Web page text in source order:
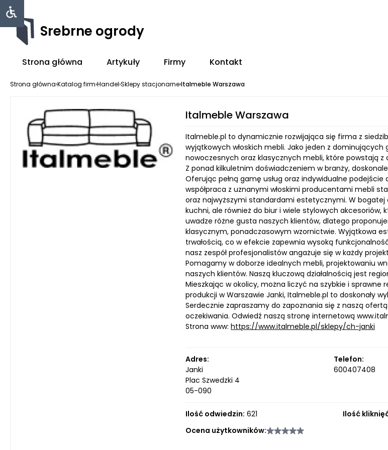
Srebrne ogrody
Strona główna Artykuły Firmy Kontakt
Strona główna›Katalog firm›Handel›Sklepy stacjonarne›Italmeble Warszawa
Italmeble Warszawa
Italmeble.pl to dynamicznie rozwijająca się firma z
wyjątkowych włoskich mebli. Jako jeden z
nowoczesnych oraz klasycznych mebli, które powstają z
Z ponad kilkuletnim doświadczeniem w branży,
Oferując pełną gamę usług oraz indywidualne
współpraca z uznanymi włoskimi producentami mebli
oraz najwyższymi standardami estetycznymi. W
kuchni, ale również do biur i wiele stylowych
uwadze różne gusta naszych klientów, dlatego
klasycznym, ponadczasowym wzornictwie. Wyjątkowa
trwałością, co w efekcie zapewnia wysoką
nasz zespół profesjonalistów angażuje się w każdy
Pomagamy w doborze idealnych mebli, projektowaniu
naszych klientów. Naszą kluczową działalnością jest
Mieszkając w okolicy, można liczyć na szybkie i sprawne
produkcji w Warszawie Janki, Italmeble.pl to doskonały
Serdecznie zapraszamy do zapoznania się z naszą
oczekiwania. Odwiedź naszą stronę internetową
Strona www: https://www.italmeble.pl/sklepy/ch-janki
Adres:
Janki
Plac Szwedzki 4
05-090
Telefon:
600407408
Ilość odwiedzin: 621 Ilość
Ocena użytkowników: